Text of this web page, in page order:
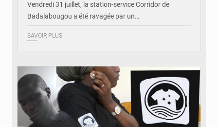
Vendredi 31 juillet, la station-service Corridor de
Badalabougou a été ravagée par un…
SAVOIR PLUS